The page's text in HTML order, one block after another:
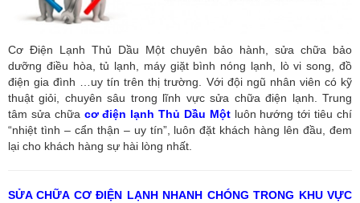
Cơ Điện Lạnh Thủ Dầu Một chuyên bảo hành, sửa chữa bảo
dưỡng điều hòa, tủ lạnh, máy giặt bình nóng lạnh, lò vi song, đồ
điện gia đình …uy tín trên thị trường. Với đội ngũ nhân viên có kỹ
thuật giỏi, chuyên sâu trong lĩnh vực sửa chữa điện lạnh. Trung
tâm sửa chữa cơ điện lạnh Thủ Dầu Mộtluôn hướng tới tiêu chí
“nhiệt tình – cẩn thận – uy tín”, luôn đặt khách hàng lên đầu, đem
lại cho khách hàng sự hài lòng nhất.
SỬA CHỮA CƠ ĐIỆN LẠNH NHANH CHÓNG TRONG KHU VỰC